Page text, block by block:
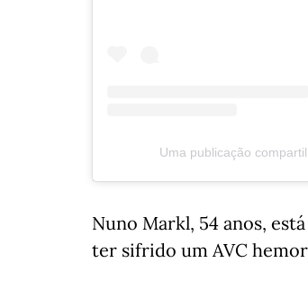
Uma publicação
Nuno Markl, 54 anos,
ter sifrido um AVC